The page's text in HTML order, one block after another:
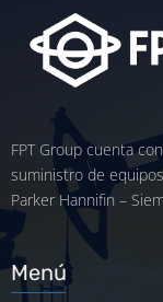
FPT Group cuenta
suministro de
Parker Hannifin –
Menú